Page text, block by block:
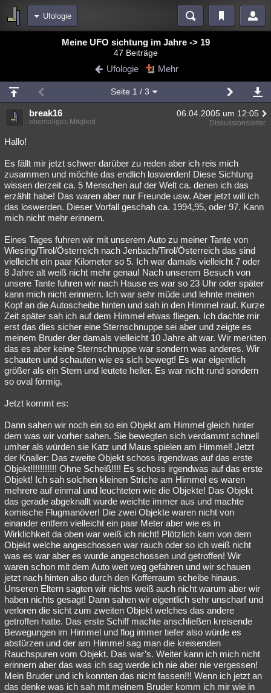
Ufologie
Blogs
Chat Wiki Neuigkeiten
meine Rubriken
Menschen Mystery Kriminalfälle
Spiritualität
Natur Umfragen Unterhaltung
weitere Rubriken
Philosophie Träume Orte Esoterik Literatur
Astronomie Helpdesk
Musik Clash Verbesserungen Allmystery English
Übersichten
Besucht Teilgenommen Alle Neue Geschlossen
Lesenswert Schlüsselwörter
Meine UFO sichtung im Jahre -> 19
47 Beiträge
Ufologie Mehr
Seite 1 / 3
break16 06.04.2005 um 12:05
ehemaliges Mitglied Diskussionsleiter
Hallo!
Es fällt mir jetzt schwer darüber zu reden aber ich reis mich
zusammen und möchte das endlich loswerden! Diese Sichtung
wissen derzeit ca. 5 Menschen auf der Welt ca. denen ich das
erzählt habe! Das waren aber nur Freunde usw. Aber jetzt will ich
das loswerden. Dieser Vorfall geschah ca. 1994,95, oder 97. Kann
mich nicht mehr erinnern.
Eines Tages fuhren wir mit unserem Auto zu meiner Tante von
Wiesing/Tirol/Österreich nach Jenbach/Tirol/Österreich das sind
vielleicht ein paar Kilometer so 5. Ich war damals vielleicht 7 oder
8 Jahre alt weiß nicht mehr genau! Nach unserem Besuch von
unsere Tante fuhren wir nach Hause es war so 23 Uhr oder später
kann mich nicht erinnern. Ich war sehr müde und lehnte meinen
Kopf an die Autoscheibe hinten und sah in den Himmel rauf. Kurze
Zeit später sah ich auf dem Himmel etwas fliegen. Ich dachte mir
erst das dies sicher eine Sternschnuppe sei aber und zeigte es
meinem Bruder der damals vielleicht 10 Jahre alt war. Wir merkten
das es aber keine Sternschnuppe war sondern was anderes. Wir
schauten und schauten wie es sich bewegt! Es war eigentlich
größer als ein Stern und leutete heller. Es war nicht rund sondern
so oval förmig.
Jetzt kommt es:
Dann sahen wir noch ein so ein Objekt am Himmel gleich hinter
dem was wir vorher sahen. Sie bewegten sich verdammt schnell
umher als würden sie Katz und Maus spielen am Himmel! Jetzt
der Knaller: Das zweite Objekt schoss irgendwas auf das erste
Objekt!!!!!!!!!!! Ohne Scheiß!!!! Es schoss irgendwas auf das erste
Objekt! Ich sah solchen kleinen Striche am Himmel es waren
mehrere auf einmal und leuchteten wie die Objekte! Das Objekt
das gerade abgeknallt wurde weichte immer aus und machte
komische Flugmanöver! Die zwei Objekte waren nicht von
einander entfern vielleicht ein paar Meter aber wie es in
Wirklichkeit da oben war weiß ich nicht! Plötzlich kam von dem
Objekt welche angeschossen war rauch oder so ich weiß nicht
was es war aber es wurde angeschossen und getroffen! Wir
waren schon mit dem Auto weit weg gefahren und wir schauen
jetzt nach hinten also durch den Kofferraum scheibe hinaus.
Unseren Eltern sagten wir nichts weiß auch nicht warum aber wir
haben nichts gesagt! Dann sahen wir eigentlich sehr unscharf und
verloren die sicht zum zweiten Objekt welches das andere
getroffen hatte. Das erste Schiff machte anschließen kreisende
Bewegungen im Himmel und flog immer tiefer also würde es
abstürzen und der am Himmel sag man die kreisenden
Rauchspuren vom Objekt. Das war’s. Weiter kann ich mich nicht
erinnern aber das was ich sag werde ich nie aber nie vergessen!
Mein Bruder und ich konnten das nicht fassen!!! Wenn ich jetzt an
das denke was ich sah mit meinem Bruder komm ich mir wie in